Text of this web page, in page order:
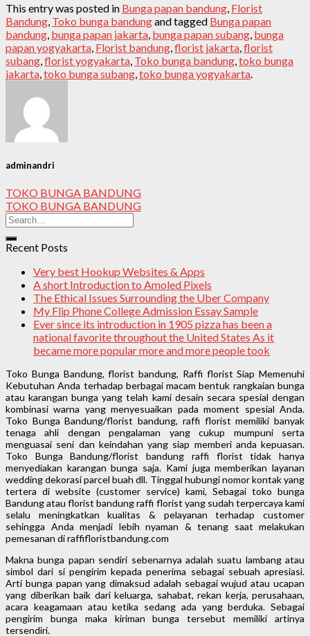
This entry was posted in Bunga papan bandung Florist
Bandung Toko bunga bandungand tagged Bunga papan
bandung bunga papan jakarta bunga papan subang bunga
papan yogyakarta Florist bandung florist jakarta florist
subang florist yogyakarta Toko bunga bandung toko bunga
jakarta toko bunga subang toko bunga yogyakarta
adminandri
TOKO BUNGA BANDUNG
TOKO BUNGA BANDUNG
Recent Posts
Very best Hookup Websites & Apps
A short Introduction to Amoled Pixels
The Ethical Issues Surrounding the Uber Company
My Flip Phone College Admission Essay Sample
Ever since its introduction in 1905 pizza has been a
national favorite throughout the United States As it
became more popular more and more people took
Toko Bunga Bandung, florist bandung, Raffi florist Siap Memenuhi
Kebutuhan Anda terhadap berbagai macam bentuk rangkaian bunga
atau karangan bunga yang telah kami desain secara spesial dengan
kombinasi warna yang menyesuaikan pada moment spesial Anda.
Toko Bunga Bandung/florist bandung, raffi florist memiliki banyak
tenaga ahli dengan pengalaman yang cukup mumpuni serta
menguasai seni dan keindahan yang siap memberi anda kepuasan.
Toko Bunga Bandung/florist bandung raffi florist tidak hanya
menyediakan karangan bunga saja. Kami juga memberikan layanan
wedding dekorasi parcel buah dll. Tinggal hubungi nomor kontak yang
tertera di website (customer service) kami, Sebagai toko bunga
Bandung atau florist bandung raffi florist yang sudah terpercaya kami
selalu meningkatkan kualitas & pelayanan terhadap customer
sehingga Anda menjadi lebih nyaman & tenang saat melakukan
pemesanan di raffifloristbandung.com
Makna bunga papan sendiri sebenarnya adalah suatu lambang atau
simbol dari si pengirim kepada penerima sebagai sebuah apresiasi.
Arti bunga papan yang dimaksud adalah sebagai wujud atau ucapan
yang diberikan baik dari keluarga, sahabat, rekan kerja, perusahaan,
acara keagamaan atau ketika sedang ada yang berduka. Sebagai
pengirim bunga maka kiriman bunga tersebut memiliki artinya
tersendiri.